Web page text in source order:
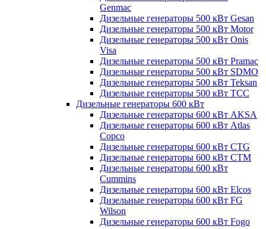
Genmac
Дизельные генераторы 500 кВт Gesan
Дизельные генераторы 500 кВт Motor
Дизельные генераторы 500 кВт Onis
Visa
Дизельные генераторы 500 кВт Pramac
Дизельные генераторы 500 кВт SDMO
Дизельные генераторы 500 кВт Teksan
Дизельные генераторы 500 кВт ТСС
Дизельные генераторы 600 кВт
Дизельные генераторы 600 кВт AKSA
Дизельные генераторы 600 кВт Atlas
Copco
Дизельные генераторы 600 кВт CTG
Дизельные генераторы 600 кВт CTM
Дизельные генераторы 600 кВт
Cummins
Дизельные генераторы 600 кВт Elcos
Дизельные генераторы 600 кВт FG
Wilson
Дизельные генераторы 600 кВт Fogo